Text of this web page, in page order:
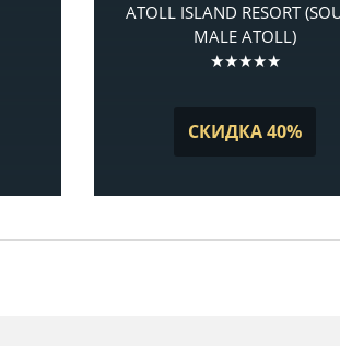
ATOLL ISLAND RESORT
MALE ATOLL)
★★★★★
СКИДКА 40%